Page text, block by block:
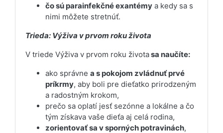
čo sú parainfekčné exantémy a kedy sa s
nimi môžete stretnúť.
Trieda: Výživa v prvom roku života
V triede Výživa v prvom roku životasa naučíte:
ako správne a s pokojom zvládnuť prvé
príkrmy, aby boli pre dieťatko prirodzeným
a radostným krokom,
prečo sa oplatí jesť sezónne a lokálne a čo
tým získava vaše dieťa aj celá rodina,
zorientovať sa v sporných potravinách,